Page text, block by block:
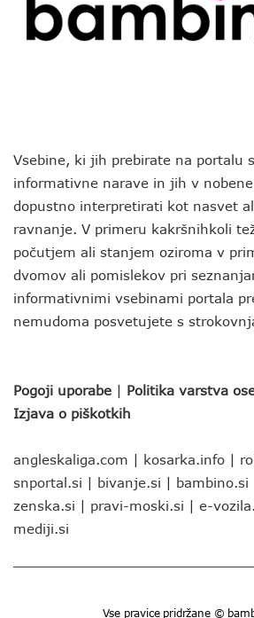
Vsebine, ki jih prebirate na portalu
informativne narave in jih v
dopustno interpretirati kot nasvet
ravnanje. V primeru kakršnihkoli
počutjem ali stanjem oziroma v
dvomov ali pomislekov pri
informativnimi vsebinami portala
nemudoma posvetujete s
Pogoji uporabe | Politika varstva
Izjava o piškotkih
angleskaliga.com | kosarka.info |
snportal.si | bivanje.si | bambino.si
zenska.si | pravi-moski.si | e-
mediji.si
Vse pravice pridržane ©